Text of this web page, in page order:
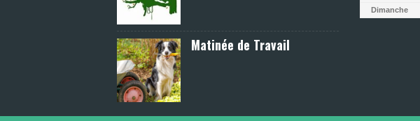
Matinée de Travail
Dimanche